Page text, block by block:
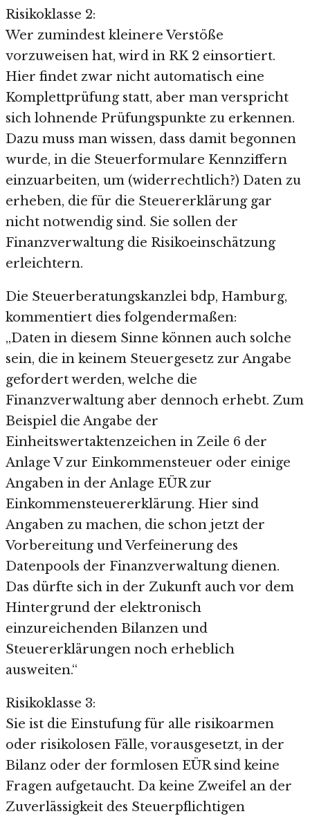
Risikoklasse 2:
Wer zumindest kleinere Verstöße
vorzuweisen hat, wird in RK 2 einsortiert.
Hier findet zwar nicht automatisch eine
Komplettprüfung statt, aber man verspricht
sich lohnende Prüfungspunkte zu erkennen.
Dazu muss man wissen, dass damit begonnen
wurde, in die Steuerformulare Kennziffern
einzuarbeiten, um (widerrechtlich?) Daten zu
erheben, die für die Steuererklärung gar
nicht notwendig sind. Sie sollen der
Finanzverwaltung die Risikoeinschätzung
erleichtern.
Die Steuerberatungskanzlei bdp, Hamburg,
kommentiert dies folgendermaßen:
„Daten in diesem Sinne können auch solche
sein, die in keinem Steuergesetz zur Angabe
gefordert werden, welche die
Finanzverwaltung aber dennoch erhebt. Zum
Beispiel die Angabe der
Einheitswertaktenzeichen in Zeile 6 der
Anlage V zur Einkommensteuer oder einige
Angaben in der Anlage EÜR zur
Einkommensteuererklärung. Hier sind
Angaben zu machen, die schon jetzt der
Vorbereitung und Verfeinerung des
Datenpools der Finanzverwaltung dienen.
Das dürfte sich in der Zukunft auch vor dem
Hintergrund der elektronisch
einzureichenden Bilanzen und
Steuererklärungen noch erheblich
ausweiten.“
Risikoklasse 3:
Sie ist die Einstufung für alle risikoarmen
oder risikolosen Fälle, vorausgesetzt, in der
Bilanz oder der formlosen EÜR sind keine
Fragen aufgetaucht. Da keine Zweifel an der
Zuverlässigkeit des Steuerpflichtigen